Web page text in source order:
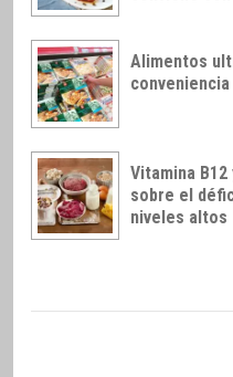
Alimentos
Vitamina
sobre el
niveles altos